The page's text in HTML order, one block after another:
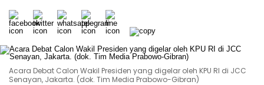
Acara Debat Calon Wakil Presiden yang digelar oleh KPU RI di JCC
Senayan, Jakarta. (dok. Tim Media Prabowo-Gibran)